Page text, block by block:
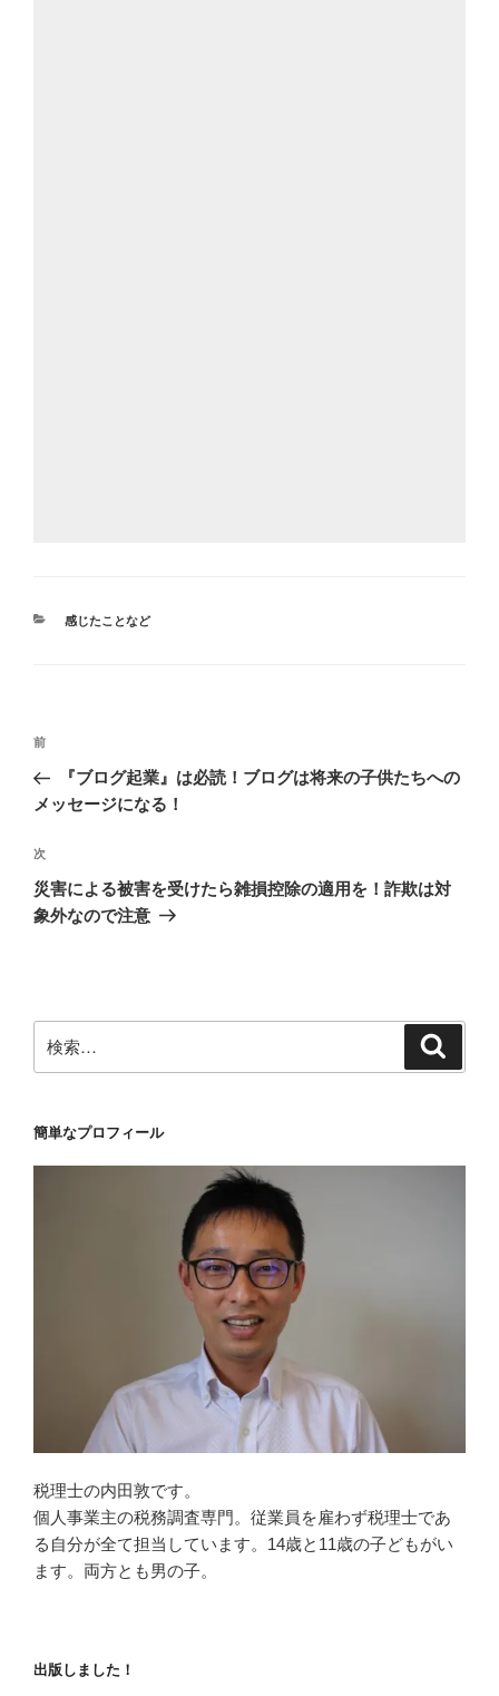
カ
感じたことなど
投
ナ
ゲ
ー
シ
前
の
投
前
『ブログ起業』は必読！ブログは将来の子供たちへの
メッセージになる！
次
の
投
次
災害による被害を受けたら雑損控除の適用を！詐欺は対
象外なので注意
索:
簡単なプロフィール
税理士の内田敦です。
個人事業主の税務調査専門。従業員を雇わず税理士であ
る自分が全て担当しています。14歳と11歳の子どもがい
ます。両方とも男の子。
出版しました！